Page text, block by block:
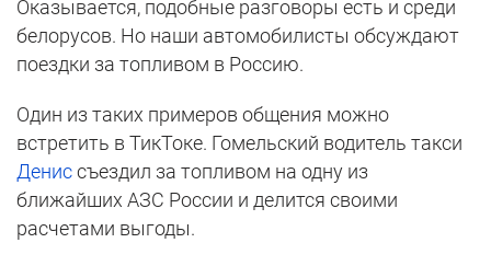
Оказывается, подобные разговоры есть и среди
белорусов. Но наши автомобилисты обсуждают
поездки за топливом в Россию.
Один из таких примеров общения можно
встретить в ТикТоке. Гомельский водитель такси
Дениссъездил за топливом на одну из
ближайших АЗС России и делится своими
расчетами выгоды.